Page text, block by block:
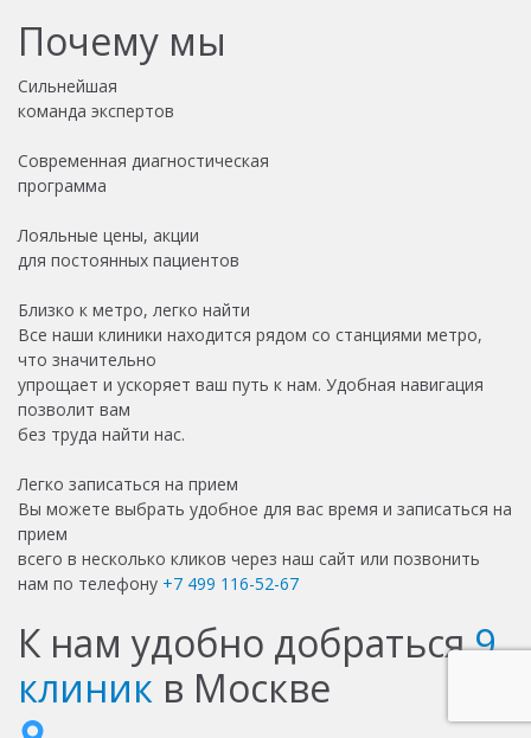
Почему мы
Сильнейшая
команда экспертов
Современная диагностическая
программа
Лояльные цены, акции
для постоянных пациентов
Близко к метро, легко найти
Все наши клиники находится рядом со станциями метро,
что значительно
упрощает и ускоряет ваш путь к нам. Удобная навигация
позволит вам
без труда найти нас.
Легко записаться на прием
Вы можете выбрать удобное для вас время и записаться на
прием
всего в несколько кликов через наш сайт или позвонить
нам по телефону +7 499 116-52-67
К нам удобно добраться9
клиник в Москве